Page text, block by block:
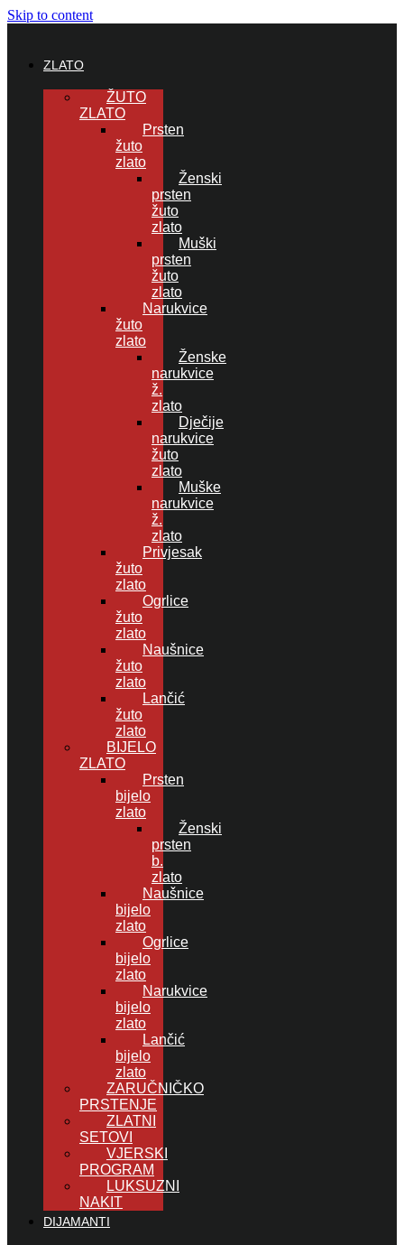
Skip to content
ZLATO
ŽUTO
ZLATO
Prsten
žuto
zlato
Ženski
prsten
žuto
zlato
Muški
prsten
žuto
zlato
Narukvice
žuto
zlato
Ženske
narukvice
ž.
zlato
Dječije
narukvice
žuto
zlato
Muške
narukvice
ž.
zlato
Privjesak
žuto
zlato
Ogrlice
žuto
zlato
Naušnice
žuto
zlato
Lančić
žuto
zlato
BIJELO
ZLATO
Prsten
bijelo
zlato
Ženski
prsten
b.
zlato
Naušnice
bijelo
zlato
Ogrlice
bijelo
zlato
Narukvice
bijelo
zlato
Lančić
bijelo
zlato
ZARUČNIČKO
PRSTENJE
ZLATNI
SETOVI
VJERSKI
PROGRAM
LUKSUZNI
NAKIT
DIJAMANTI